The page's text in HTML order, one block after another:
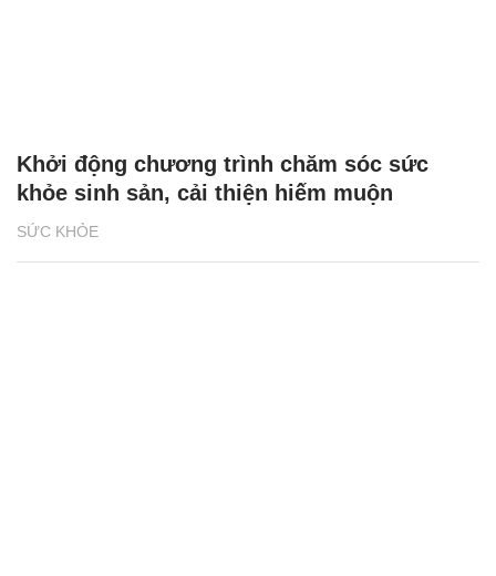
SỨC KHỎE
Khởi động chương trình chăm sóc sức
khỏe sinh sản, cải thiện hiếm muộn